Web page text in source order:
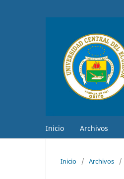
Inicio Archivos
Inicio / Archivos /